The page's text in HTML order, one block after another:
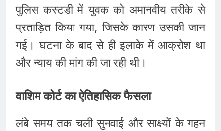
पुलिस कस्टडी में युवक को अमानवीय तरीके से
प्रताड़ित किया गया, जिसके कारण उसकी जान
गई। घटना के बाद से ही इलाके में आक्रोश था
और न्याय की मांग की जा रही थी।
वाशिम कोर्ट का ऐतिहासिक फैसला
लंबे समय तक चली सुनवाई और साक्ष्यों के गहन